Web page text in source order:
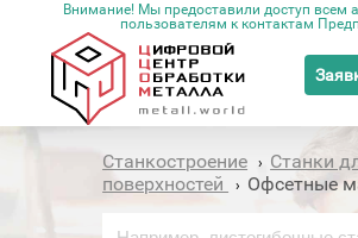
Внимание! Мы предоставили доступ всем
пользователям к контактам
Станкостроение › Станки
поверхностей
› Офсетные